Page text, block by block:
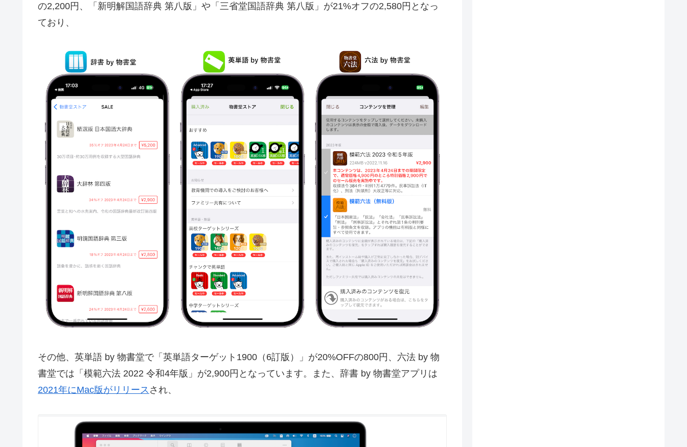
の2,200円、「新明解国語辞典 第八版」や「三省堂国語辞典 第八版」が21%オフの2,580円となっ
ており、
その他、英単語 by 物書堂で「英単語ターゲット1900（6訂版）」が20%OFFの800円、六法 by 物
書堂では「模範六法 2022 令和4年版」が2,900円となっています。また、辞書 by 物書堂アプリは
2021年にMac版がリリース され、